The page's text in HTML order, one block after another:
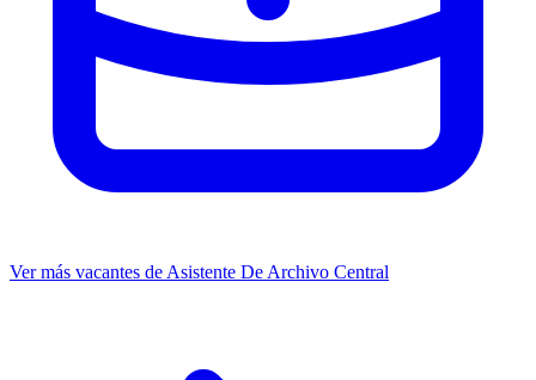
Ver más vacantes de Asistente De Archivo Central